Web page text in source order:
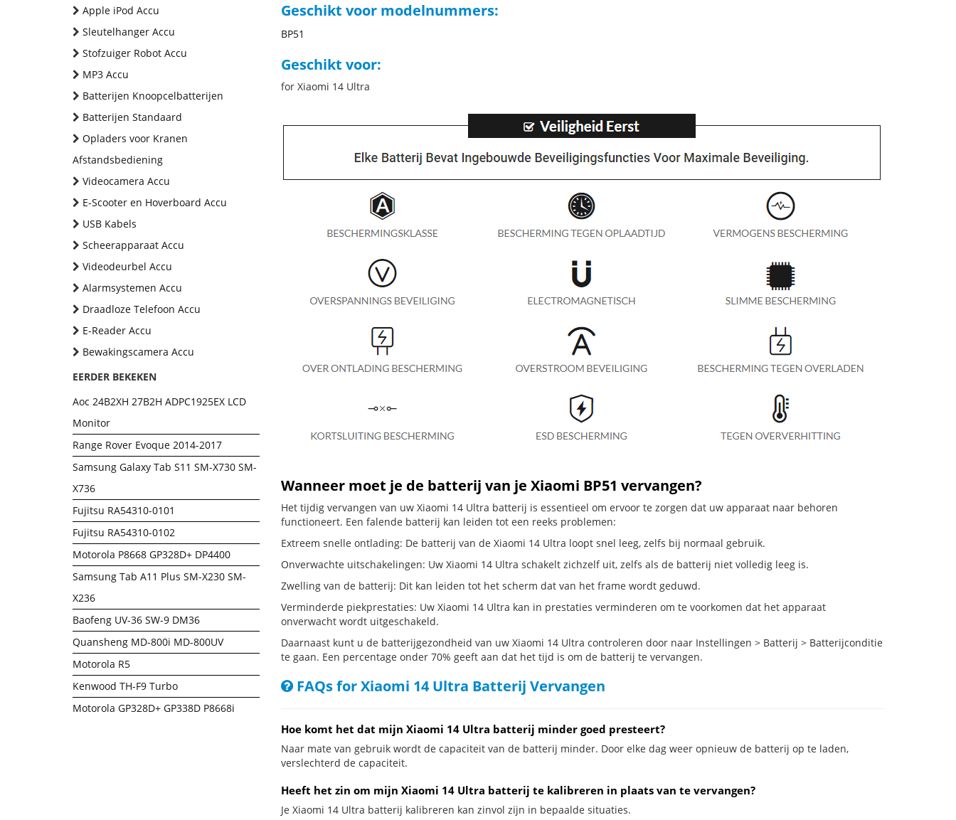
Apple iPod Accu
Sleutelhanger Accu
Stofzuiger Robot Accu
MP3 Accu
Batterijen Knoopcelbatterijen
Batterijen Standaard
Opladers voor Kranen
Afstandsbediening
Videocamera Accu
E-Scooter en Hoverboard Accu
USB Kabels
Scheerapparaat Accu
Videodeurbel Accu
Alarmsystemen Accu
Draadloze Telefoon Accu
E-Reader Accu
Bewakingscamera Accu
EERDER BEKEKEN
Aoc 24B2XH 27B2H ADPC1925EX LCD
Monitor
Range Rover Evoque 2014-2017
Samsung Galaxy Tab S11 SM-X730 SM-
X736
Fujitsu RA54310-0101
Fujitsu RA54310-0102
Motorola P8668 GP328D+ DP4400
Samsung Tab A11 Plus SM-X230 SM-
X236
Baofeng UV-36 SW-9 DM36
Quansheng MD-800i MD-800UV
Motorola R5
Kenwood TH-F9 Turbo
Motorola GP328D+ GP338D P8668i
Geschikt voor modelnummers:
BP51
Geschikt voor:
for Xiaomi 14 Ultra
Wanneer moet je de batterij van je Xiaomi BP51 vervangen?
Het tijdig vervangen van uw Xiaomi 14 Ultra batterij is essentieel om ervoor te zorgen dat uw apparaat naar behoren
functioneert. Een falende batterij kan leiden tot een reeks problemen:
Extreem snelle ontlading: De batterij van de Xiaomi 14 Ultra loopt snel leeg, zelfs bij normaal gebruik.
Onverwachte uitschakelingen: Uw Xiaomi 14 Ultra schakelt zichzelf uit, zelfs als de batterij niet volledig leeg is.
Zwelling van de batterij: Dit kan leiden tot het scherm dat van het frame wordt geduwd.
Verminderde piekprestaties: Uw Xiaomi 14 Ultra kan in prestaties verminderen om te voorkomen dat het apparaat
onverwacht wordt uitgeschakeld.
Daarnaast kunt u de batterijgezondheid van uw Xiaomi 14 Ultra controleren door naar Instellingen > Batterij > Batterijconditie
te gaan. Een percentage onder 70% geeft aan dat het tijd is om de batterij te vervangen.
FAQs for Xiaomi 14 Ultra Batterij Vervangen
Hoe komt het dat mijn Xiaomi 14 Ultra batterij minder goed presteert?
Naar mate van gebruik wordt de capaciteit van de batterij minder. Door elke dag weer opnieuw de batterij op te laden,
verslechterd de capaciteit.
Heeft het zin om mijn Xiaomi 14 Ultra batterij te kalibreren in plaats van te vervangen?
Je Xiaomi 14 Ultra batterij kalibreren kan zinvol zijn in bepaalde situaties.